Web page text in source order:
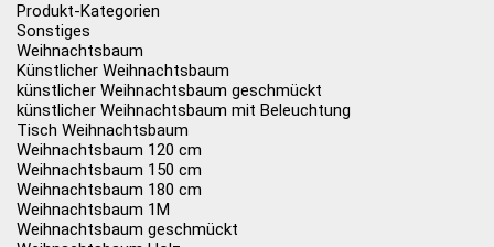
Produkt-Kategorien
Sonstiges
Weihnachtsbaum
Künstlicher Weihnachtsbaum
künstlicher Weihnachtsbaum geschmückt
künstlicher Weihnachtsbaum mit Beleuchtung
Tisch Weihnachtsbaum
Weihnachtsbaum 120 cm
Weihnachtsbaum 150 cm
Weihnachtsbaum 180 cm
Weihnachtsbaum 1M
Weihnachtsbaum geschmückt